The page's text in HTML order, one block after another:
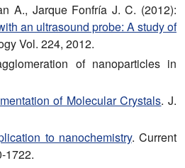
A., Jarque Fonfría J. C. (2012):
an ultrasound probe: A study of
Vol. 224, 2012.
of nanoparticles in
of Molecular Crystals. J.
to nanochemistry. Current
1722.